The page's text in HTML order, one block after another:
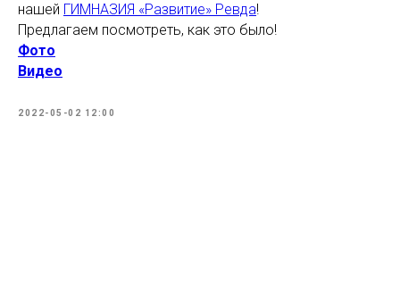
нашей ГИМНАЗИЯ «Развитие» Ревда!
Предлагаем посмотреть, как это было!
Фото
Видео
2022-05-02 12:00